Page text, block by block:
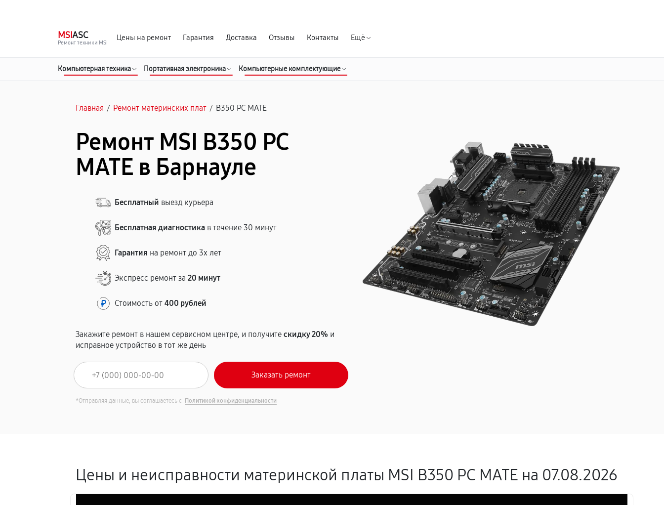
MSIASC
Ремонт техники MSI
Цены на ремонт Гарантия Доставка Отзывы Контакты Ещё
Компьютерная техника Портативная электроника Компьютерные комплектующие
Главная / Ремонт материнских плат / B350 PC MATE
Ремонт MSI B350 PC
MATE в Барнауле
Бесплатный выезд курьера
Бесплатная диагностика в течение 30 минут
Гарантия на ремонт до 3х лет
Экспресс ремонт за20 минут
Стоимость от400 рублей
Закажите ремонт в нашем сервисном центре, и получитескидку 20% и
исправное устройство в тот же день
*Отправляя данные, вы соглашаетесь с Политикой конфиденциальности
Цены и неисправности материнской платы MSI B350 PC MATE на 07.08.2026